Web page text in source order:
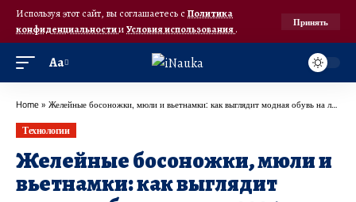
Используя этот сайт, вы соглашаетесь с Политика
конфиденциальностииУсловия использования.
Принять
Аа
Home » Желейные босоножки, мюли и вьетнамки: как выглядит модная обувь на лето 2025
Технологии
Желейные босоножки, мюли и
вьетнамки: как выглядит